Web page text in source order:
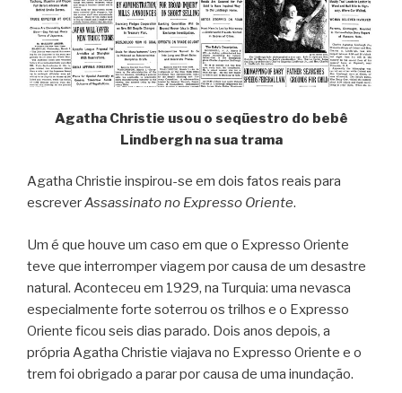
Agatha Christie usou o seqüestro do bebê
Lindbergh na sua trama
Agatha Christie inspirou-se em dois fatos reais para
escreverAssassinato no Expresso Oriente.
Um é que houve um caso em que o Expresso Oriente
teve que interromper viagem por causa de um desastre
natural. Aconteceu em 1929, na Turquia: uma nevasca
especialmente forte soterrou os trilhos e o Expresso
Oriente ficou seis dias parado. Dois anos depois, a
própria Agatha Christie viajava no Expresso Oriente e o
trem foi obrigado a parar por causa de uma inundação.